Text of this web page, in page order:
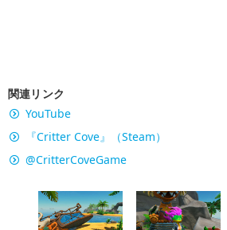
関連リンク
YouTube
『Critter Cove』（Steam）
@CritterCoveGame